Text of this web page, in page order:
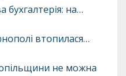
на…
втопилася…
не можна